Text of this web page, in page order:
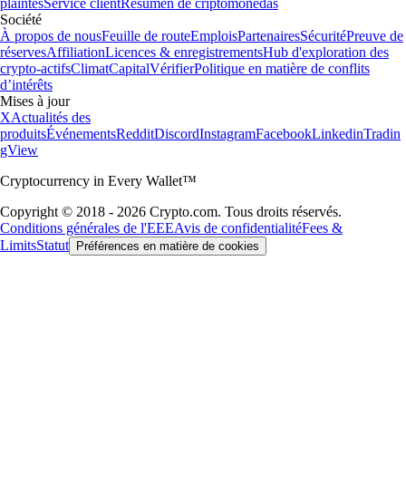
plaintesService clientResumen de criptomonedas
Société
À propos de nousFeuille de routeEmploisPartenairesSécuritéPreuve de
réservesAffiliationLicences & enregistrementsHub d'exploration des
crypto-actifsClimatCapitalVérifierPolitique en matière de conflits
d’intérêts
Mises à jour
XActualités des
produitsÉvénementsRedditDiscordInstagramFacebookLinkedinTradin
gView
Cryptocurrency in Every Wallet™
Copyright © 2018 - 2026 Crypto.com. Tous droits réservés.
Conditions générales de l'EEEAvis de confidentialitéFees &
LimitsStatut Préférences en matière de cookies